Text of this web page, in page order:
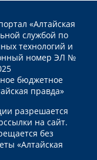
«Алтайская
службой по
технологий и
номер ЭЛ №
бюджетное
правда»
разрешается
на сайт.
без
«Алтайская